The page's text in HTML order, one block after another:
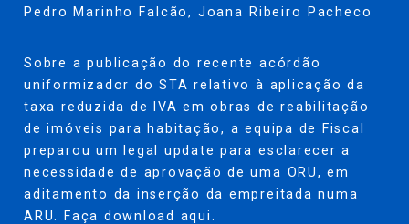
Pedro Marinho Falcão, Joana Ribeiro Pacheco
Sobre a publicação do recente acórdão
uniformizador do STA relativo à aplicação da
taxa reduzida de IVA em obras de reabilitação
de imóveis para habitação, a equipa de Fiscal
preparou um legal update para esclarecer a
necessidade de aprovação de uma ORU, em
aditamento da inserção da empreitada numa
ARU. Faça download aqui.